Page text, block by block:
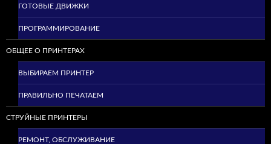
ГОТОВЫЕ ДВИЖКИ
ПРОГРАММИРОВАНИЕ
ОБЩЕЕ О ПРИНТЕРАХ
ВЫБИРАЕМ ПРИНТЕР
ПРАВИЛЬНО ПЕЧАТАЕМ
СТРУЙНЫЕ ПРИНТЕРЫ
РЕМОНТ, ОБСЛУЖИВАНИЕ